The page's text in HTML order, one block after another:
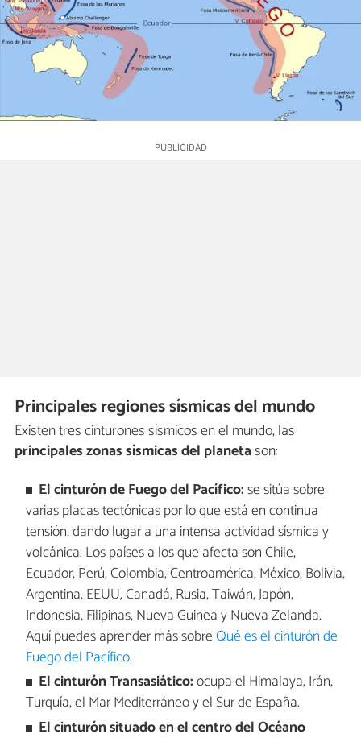
Principales regiones sísmicas del mundo
Existen tres cinturones sísmicos en el mundo, las
principales zonas sísmicas del planetason:
El cinturón de Fuego del Pacífico:se sitúa sobre
varias placas tectónicas por lo que está en continua
tensión, dando lugar a una intensa actividad sísmica y
volcánica. Los países a los que afecta son Chile,
Ecuador, Perú, Colombia, Centroamérica, México, Bolivia,
Argentina, EEUU, Canadá, Rusia, Taiwán, Japón,
Indonesia, Filipinas, Nueva Guinea y Nueva Zelanda.
Aquí puedes aprender más sobreQué es el cinturón de
Fuego del Pacífico.
El cinturón Transasiático:ocupa el Himalaya, Irán,
Turquía, el Mar Mediterráneo y el Sur de España.
El cinturón situado en el centro del Océano